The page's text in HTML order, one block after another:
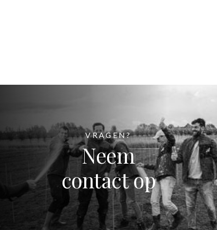
VRAGEN?
Neem
contact op